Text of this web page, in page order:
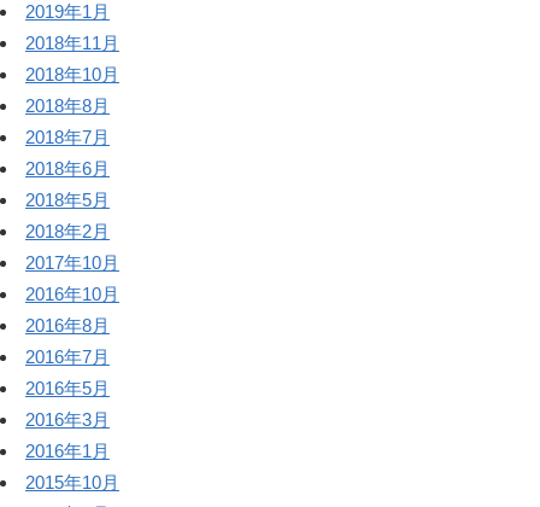
2019年1月
2018年11月
2018年10月
2018年8月
2018年7月
2018年6月
2018年5月
2018年2月
2017年10月
2016年10月
2016年8月
2016年7月
2016年5月
2016年3月
2016年1月
2015年10月